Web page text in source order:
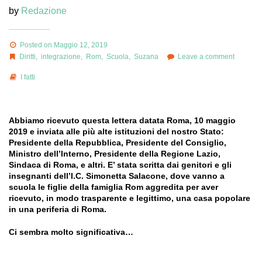
by Redazione
Posted on Maggio 12, 2019
Diritti, integrazione, Rom, Scuola, Suzana Leave a comment
I fatti
Abbiamo ricevuto questa lettera datata Roma, 10 maggio
2019 e inviata alle più alte istituzioni del nostro Stato:
Presidente della Repubblica, Presidente del Consiglio,
Ministro dell’Interno, Presidente della Regione Lazio,
Sindaca di Roma, e altri. E’ stata scritta dai genitori e gli
insegnanti dell’I.C. Simonetta Salacone, dove vanno a
scuola le figlie della famiglia Rom aggredita per aver
ricevuto, in modo trasparente e legittimo, una casa popolare
in una periferia di Roma.
Ci sembra molto significativa…